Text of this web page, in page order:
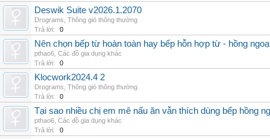
Deswik Suite v2026.1.2070
Drograms Thông gió thông thường
Trả lời:
0
Nên chọn bếp từ hoàn toàn hay bếp hỗn hợp từ - hồng
pthao6 Các đồ gia dụng khác
Trả lời:
0
Klocwork2024.4 2
Drograms Thông gió thông thường
Trả lời:
0
Tại sao nhiều chị em mê nấu ăn vẫn thích dùng bếp hồng
pthao6 Các đồ gia dụng khác
Trả lời:
0